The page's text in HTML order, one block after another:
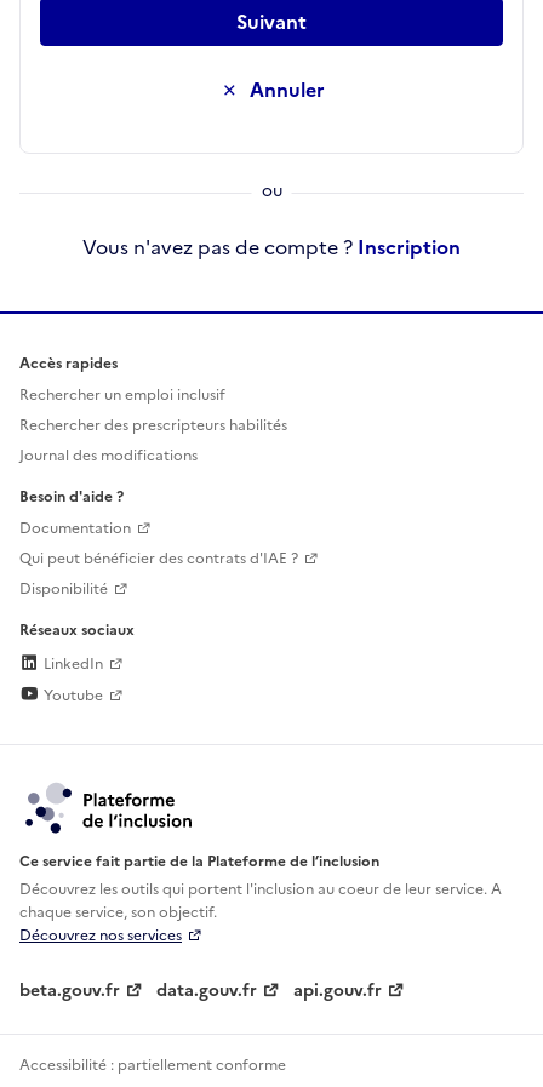
Annuler
Suivant
Vous n'avez pas de compte ? Inscription
Accès rapides
Rechercher un emploi inclusif
Rechercher des prescripteurs habilités
Journal des modifications
Besoin d'aide ?
Documentation
Qui peut bénéficier des contrats d'IAE ?
Disponibilité
Réseaux sociaux
LinkedIn
Youtube
Ce service fait partie de la Plateforme de l’inclusion
Découvrez les outils qui portent l'inclusion aucoeur de leur service. A
chaque service, son objectif.
Découvrez nos services
beta.gouv.fr data.gouv.fr api.gouv.fr
Accessibilité : partiellement conforme